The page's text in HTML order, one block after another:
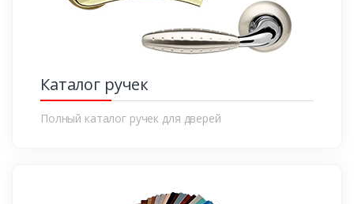
Каталог ручек
Полный каталог ручек для дверей